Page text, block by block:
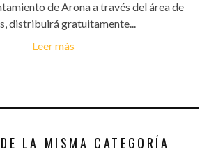
de Arona a través del área de
distribuirá gratuitamente...
Leer más
LA MISMA CATEGORÍA